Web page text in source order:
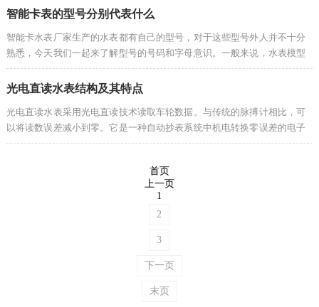
放置在水...
智能卡表的型号分别代表什么
智能卡水表厂家生产的水表都有自己的型号，对于这些型号外人并不十分
熟悉，今天我们一起来了解型号的号码和字母意识。一般来说，水表模型
到期时有四个部分。第一节用汉语拼音大写，表示产品的分类，如L，是
指流量计...
光电直读水表结构及其特点
光电直读水表采用光电直读技术读取车轮数据。与传统的脉搏计相比，可
以将读数误差减小到零。它是一种自动抄表系统中机电转换零误差的电子
远程水表。光电直读式水表采用转子式计量结构，具有计量精度高、启动
首页
上一页
1
2
3
下一页
末页